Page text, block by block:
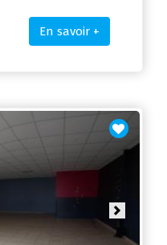
En savoir +
Next